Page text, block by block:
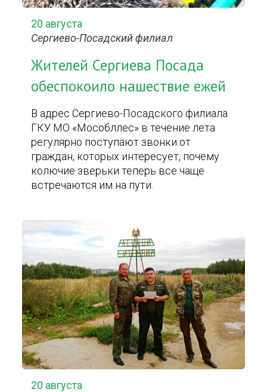
20 августа
Сергиево-Посадский филиал
Жителей Сергиева Посада
обеспокоило нашествие ежей
В адрес Сергиево-Посадского филиала
ГКУ МО «Мособллес» в течение лета
регулярно поступают звонки от
граждан, которых интересует, почему
колючие зверьки теперь все чаще
встречаются им на пути.
20 августа